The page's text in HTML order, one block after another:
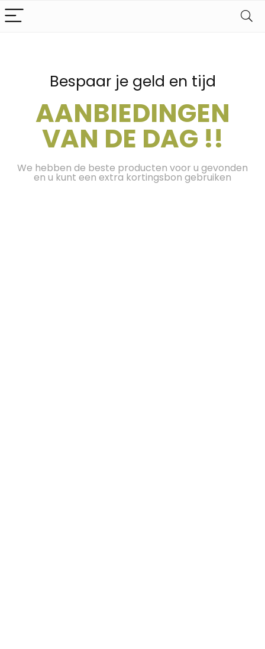
Bespaar je geld en tijd
AANBIEDINGEN
VAN DE DAG !!
We hebben de beste producten voor u gevonden
en u kunt een extra kortingsbon gebruiken